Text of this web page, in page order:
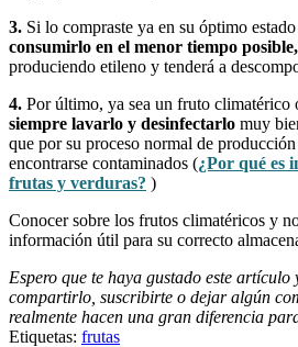
3. Si lo compraste ya en su óptimo
consumirlo en el menor tiempo posible,
produciendo etileno y tenderá a
4. Por último, ya sea un fruto climatérico
siempre lavarlo y desinfectarlo muy
que por su proceso normal de
encontrarse contaminados (¿Por qué es
frutas y verduras? )
Conocer sobre los frutos climatéricos y
información útil para su correcto
Espero que te haya gustado este
compartirlo, suscribirte o dejar algún
realmente hacen una gran diferencia
Etiquetas: frutas